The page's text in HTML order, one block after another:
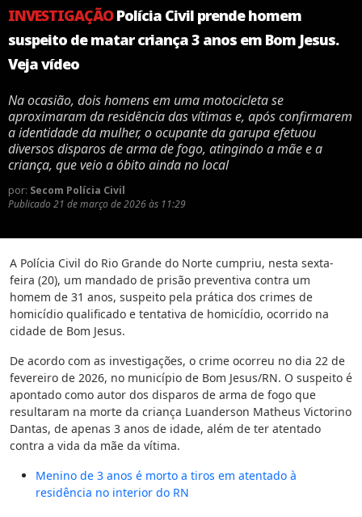
INVESTIGAÇÃOPolícia Civil prende homem
suspeito de matar criança 3 anos em Bom Jesus.
Veja vídeo
Na ocasião, dois homens em uma motocicleta se
aproximaram da residência das vítimas e, após confirmarem
a identidade da mulher, o ocupante da garupa efetuou
diversos disparos de arma de fogo, atingindo a mãe e a
criança, que veio a óbito ainda no local
por: Secom Polícia Civil
Publicado 21 de março de 2026 às 11:29
A Polícia Civil do Rio Grande do Norte cumpriu, nesta sexta-
feira (20), um mandado de prisão preventiva contra um
homem de 31 anos, suspeito pela prática dos crimes de
homicídio qualificado e tentativa de homicídio, ocorrido na
cidade de Bom Jesus.
De acordo com as investigações, o crime ocorreu no dia 22 de
fevereiro de 2026, no município de Bom Jesus/RN. O suspeito é
apontado como autor dos disparos de arma de fogo que
resultaram na morte da criança Luanderson Matheus Victorino
Dantas, de apenas 3 anos de idade, além de ter atentado
contra a vida da mãe da vítima.
Menino de 3 anos é morto a tiros em atentado à
residência no interior do RN